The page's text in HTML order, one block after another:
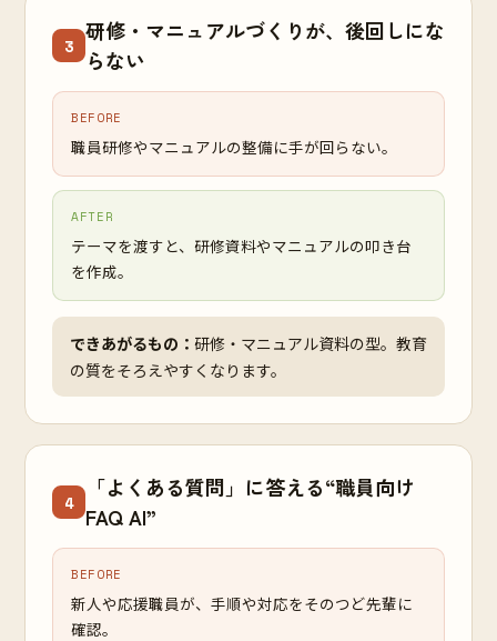
3
研修・マニュアルづくりが、後回しにな
らない
BEFORE
職員研修やマニュアルの整備に手が回らない。
AFTER
テーマを渡すと、研修資料やマニュアルの叩き台
を作成。
できあがるもの： 研修・マニュアル資料の型。教育
の質をそろえやすくなります。
4
「よくある質問」に答える“職員向け
FAQ AI”
BEFORE
新人や応援職員が、手順や対応をそのつど先輩に
確認。